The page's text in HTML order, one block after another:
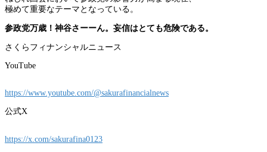
極めて重要なテーマとなっている。
参政党万歳！神谷さーーん。妄信はとても危険である。
さくらフィナンシャルニュース
YouTube
https://www.youtube.com/@sakurafinancialnews
公式X
https://x.com/sakurafina0123